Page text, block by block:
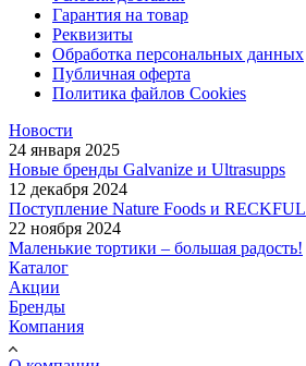
Гарантия на товар
Реквизиты
Обработка персональных данных
Публичная оферта
Политика файлов Cookies
Новости
24 января 2025
Новые бренды Galvanize и Ultrasupps
12 декабря 2024
Поступление Nature Foods и RECKFUL
22 ноября 2024
Маленькие тортики – большая радость!
Каталог
Акции
Бренды
Компания